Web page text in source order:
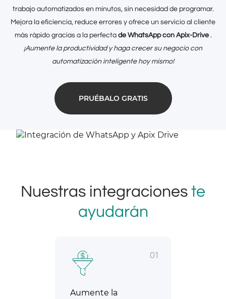
trabajo automatizados en minutos, sin necesidad de programar.
Mejora la eficiencia, reduce errores y ofrece un servicio al cliente
más rápido gracias a la perfecta de WhatsApp con Apix-Drive.
¡Aumente la productividad y haga crecer su negocio con
automatización inteligente hoy mismo!
PRUÉBALO GRATIS
Nuestras integraciones te
ayudarán
01
Aumente la